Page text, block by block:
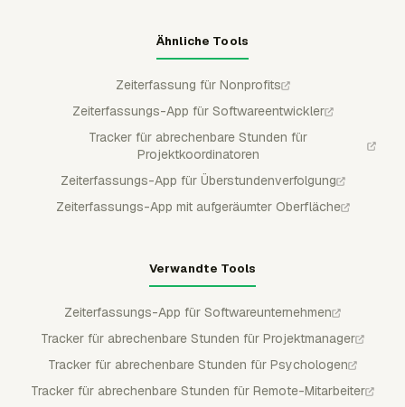
Ähnliche Tools
Zeiterfassung für Nonprofits
Zeiterfassungs-App für Softwareentwickler
Tracker für abrechenbare Stunden für
Projektkoordinatoren
Zeiterfassungs-App für Überstundenverfolgung
Zeiterfassungs-App mit aufgeräumter Oberfläche
Verwandte Tools
Zeiterfassungs-App für Softwareunternehmen
Tracker für abrechenbare Stunden für Projektmanager
Tracker für abrechenbare Stunden für Psychologen
Tracker für abrechenbare Stunden für Remote-Mitarbeiter